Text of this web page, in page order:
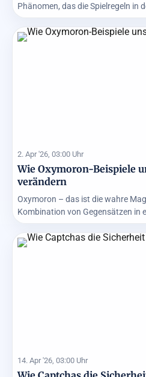
Phänomen, das die Spielregeln in
2. Apr '26, 03:00 Uhr
Wie Oxymoron-Beispiele
verändern
Oxymoron – das ist die wahre
Kombination von Gegensätzen in
14. Apr '26, 03:00 Uhr